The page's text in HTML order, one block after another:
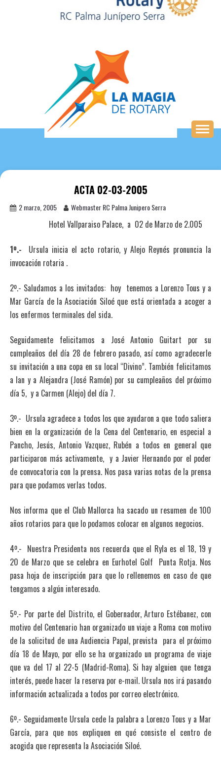
ACTA 02-03-2005
2 marzo, 2005 Webmaster RC Palma Junipero Serra
Hotel Vallparaiso Palace, a 02 de Marzo de 2.005
1º.- Ursula inicia el acto rotario, y Alejo Reynés pronuncia la
invocación rotaria .
2º.- Saludamos a los invitados: hoy tenemos a Lorenzo Tous y a
Mar García de la Asociación Siloé que está orientada a acoger a
los enfermos terminales del sida.
Seguidamente felicitamos a José Antonio Guitart por su
cumpleaños del día 28 de febrero pasado, así como agradecerle
su invitación a una copa en su local “Divino”. También felicitamos
a Ian y a Alejandra (José Ramón) por su cumpleaños del próximo
día 5, y a Carmen (Alejo) del día 7.
3º.- Ursula agradece a todos los que ayudaron a que todo saliera
bien en la organización de la Cena del Centenario, en especial a
Pancho, Jesús, Antonio Vazquez, Rubén a todos en general que
participaron más activamente, y a Javier Hernando por el poder
de convocatoria con la prensa. Nos pasa varias notas de la prensa
para que podamos verlas todos.
Nos informa que el Club Mallorca ha sacado un resumen de 100
años rotarios para que lo podamos colocar en algunos negocios.
4º.- Nuestra Presidenta nos recuerda que el Ryla es el 18, 19 y
20 de Marzo que se celebra en Eurhotel Golf Punta Rotja. Nos
pasa hoja de inscripción para que lo rellenemos en caso de que
tengamos a algún interesado.
5º.- Por parte del Distrito, el Gobernador, Arturo Estébanez, con
motivo del Centenario han organizado un viaje a Roma con motivo
de la solicitud de una Audiencia Papal, prevista para el próximo
día 18 de Mayo, por ello se ha organizado un programa de viaje
que va del 17 al 22-5 (Madrid-Roma). Si hay alguien que tenga
interés, puede hacer la reserva por e-mail. Ursula nos irá pasando
información actualizada a todos por correo electrónico.
6º.- Seguidamente Ursula cede la palabra a Lorenzo Tous y a Mar
García, para que nos expliquen en qué consiste el centro de
acogida que representa la Asociación Siloé.